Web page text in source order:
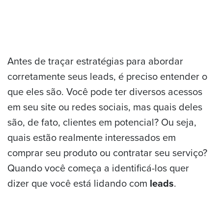
Antes de traçar estratégias para abordar
corretamente seus leads, é preciso entender o
que eles são. Você pode ter diversos acessos
em seu site ou redes sociais, mas quais deles
são, de fato, clientes em potencial? Ou seja,
quais estão realmente interessados em
comprar seu produto ou contratar seu serviço?
Quando você começa a identificá-los quer
dizer que você está lidando com leads.